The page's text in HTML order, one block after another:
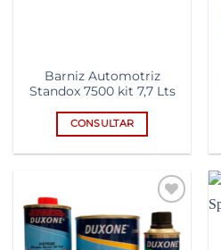
Barniz Automotriz
Standox 7500 kit 7,7 Lts
CONSULTAR
Add to
wishlist